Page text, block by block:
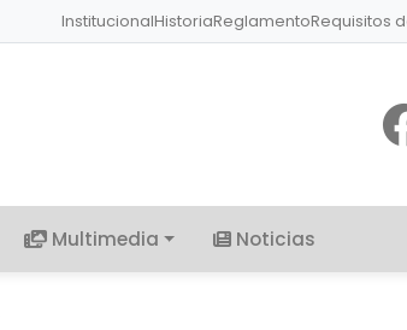
InstitucionalHistoriaReglamentoRequisitos
Multimedia Noticias